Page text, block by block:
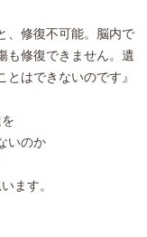
、修復不可能。脳内で
も修復できません。遺
はできないのです』
いのか
ます。